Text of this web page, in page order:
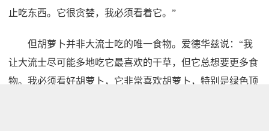
止吃东西。它很贪婪，我必须看着它。”
但胡萝卜并非大流士吃的唯一食物。爱德华兹说：“我
让大流士尽可能多地吃它最喜欢的干草，但它总想要更多食
物。我必须看好胡萝卜，它非常喜欢胡萝卜，特别是绿色顶